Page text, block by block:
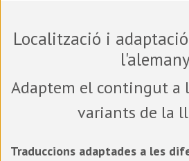
Localització i
Adaptem el contingut a
variants de la
Traduccions adaptades a les